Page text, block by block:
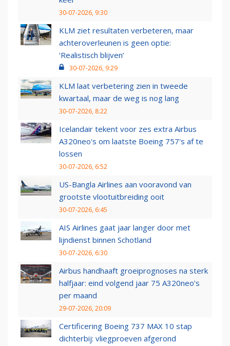
30-07-2026, 9:30
KLM ziet resultaten verbeteren, maar
achteroverleunen is geen optie:
‘Realistisch blijven’
30-07-2026, 9:29
KLM laat verbetering zien in tweede
kwartaal, maar de weg is nog lang
30-07-2026, 8:22
Icelandair tekent voor zes extra Airbus
A320neo's om laatste Boeing 757's af te
lossen
30-07-2026, 6:52
US-Bangla Airlines aan vooravond van
grootste vlootuitbreiding ooit
30-07-2026, 6:45
AIS Airlines gaat jaar langer door met
lijndienst binnen Schotland
30-07-2026, 6:30
Airbus handhaaft groeiprognoses na sterk
halfjaar: eind volgend jaar 75 A320neo’s
per maand
29-07-2026, 20:09
Certificering Boeing 737 MAX 10 stap
dichterbij: vliegproeven afgerond